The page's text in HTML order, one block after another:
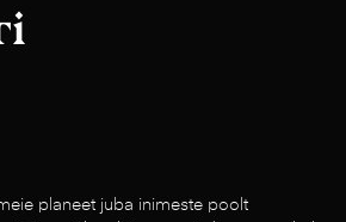
planeet juba inimeste poolt